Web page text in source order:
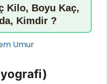
Kilo, Boyu Kaç,
Kimdir ?
Umur